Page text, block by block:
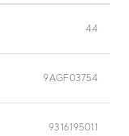
44
9AGF03754
9316195011